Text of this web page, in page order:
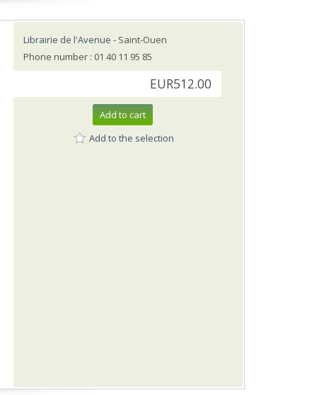
Librairie de l'Avenue - Saint-Ouen
Phone number : 01 40 11 95 85
EUR512.00
Add to cart
Add to the selection